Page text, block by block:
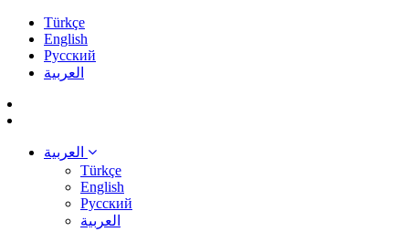
Türkçe
English
Pусский
العربية
Türkçe
English
Pусский
العربية